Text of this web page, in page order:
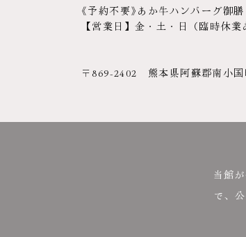
《予約不要》あか牛ハンバーグ
【営業日】金・土・日（臨時休業
〒869-2402 熊本県阿蘇郡南小
当館
で、